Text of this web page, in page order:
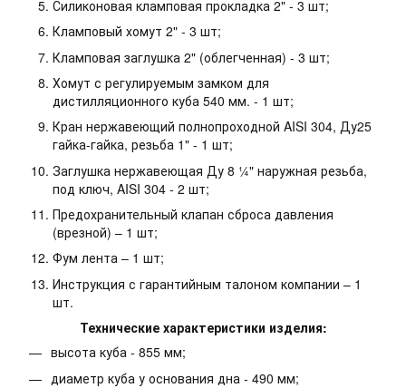
Силиконовая кламповая прокладка 2" - 3 шт;
Кламповый хомут 2" - 3 шт;
Кламповая заглушка 2" (облегченная) - 3 шт;
Хомут с регулируемым замком для
дистилляционного куба 540 мм. - 1 шт;
Кран нержавеющий полнопроходной AISI 304, Ду25
гайка-гайка, резьба 1" - 1 шт;
Заглушка нержавеющая Ду 8 ¼" наружная резьба,
под ключ, AISI 304 - 2 шт;
Предохранительный клапан сброса давления
(врезной) – 1 шт;
Фум лента – 1 шт;
Инструкция с гарантийным талоном компании – 1
шт.
Технические характеристики изделия:
высота куба - 855 мм;
диаметр куба у основания дна - 490 мм;